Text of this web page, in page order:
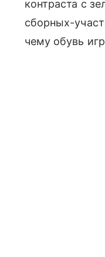
контраста с
сборных-
чему обувь